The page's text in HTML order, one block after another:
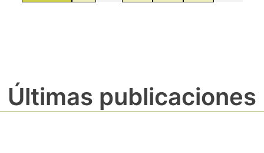
Últimas publicaciones